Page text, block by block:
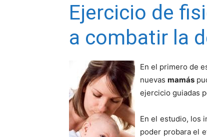
Ejercicio de
a combatir la
En el primero de
nuevas mamás
ejercicio guiadas
En el estudio, los
poder probara el